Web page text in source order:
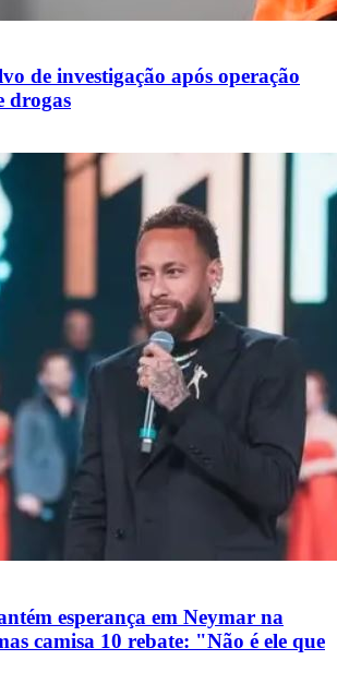
de investigação após operação
drogas
esperança em Neymar na
camisa 10 rebate: "Não é ele que